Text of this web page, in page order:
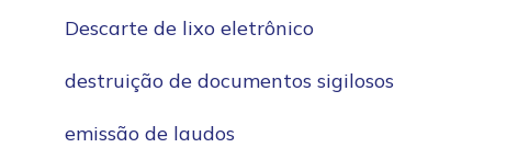
Descarte de lixo eletrônico
destruição de documentos sigilosos
emissão de laudos